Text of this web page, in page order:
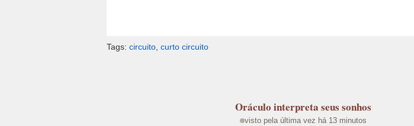
Tags: circuito curto circuito
Oráculo interpreta seus sonhos
visto pela última vez há 13 minutos